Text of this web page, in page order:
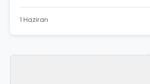
1 Haziran